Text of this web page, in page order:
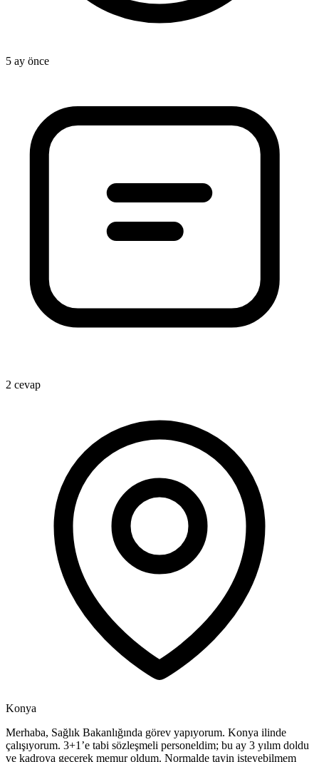
5 ay önce
2 cevap
Konya
Merhaba, Sağlık Bakanlığında görev yapıyorum. Konya ilinde
çalışıyorum. 3+1’e tabi sözleşmeli personeldim; bu ay 3 yılım doldu
ve kadroya geçerek memur oldum. Normalde tayin isteyebilmem